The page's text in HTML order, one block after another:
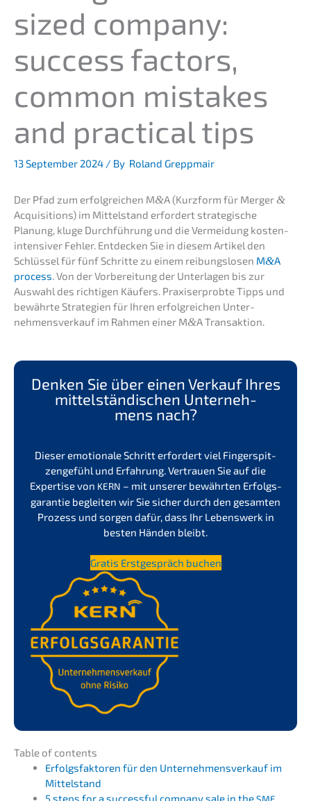
sized compa­ny:
success factors,
common mista­kes
and practi­cal tips
13 Septem­ber 2024 / By Roland Greppmair
Der Pfad zum erfolg­rei­chen M&A (Kurzform für Merger&
Acqui­si­ti­ons) im Mittel­stand erfor­dert strate­gi­sche
Planung, kluge Durch­füh­rung und die Vermei­dung kosten­
in­ten­si­ver Fehler. Entde­cken Sie in diesem Artikel den
Schlüs­sel für fünf Schrit­te zu einem reibungs­lo­sen M&A
process. Von der Vorbe­rei­tung der Unter­la­gen bis zur
Auswahl des richti­gen Käufers. Praxis­er­prob­te Tipps und
bewähr­te Strate­gien für Ihren erfolg­rei­chen Unter­
nehmens­verkauf im Rahmen einer M&A Transaktion.
Denken Sie über einen Verkauf Ihres
mittel­stän­di­schen Unter­neh­
mens nach?
Dieser emotio­na­le Schritt erfor­dert viel Finger­spit­
zen­ge­fühl und Erfah­rung. Vertrau­en Sie auf die
Exper­ti­se von KERN – mit unserer bewähr­ten Erfolgs­
ga­ran­tie beglei­ten wir Sie sicher durch den gesam­ten
Prozess und sorgen dafür, dass Ihr Lebens­werk in
besten Händen bleibt.
Gratis Erstge­spräch buchen
Table of contents
Erfolgs­fak­to­ren für den Unter­nehmens­verkauf im
Mittelstand
5 steps for a successful compa­ny sale in theSME